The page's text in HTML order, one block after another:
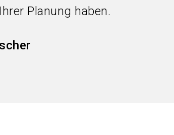
Planung haben.